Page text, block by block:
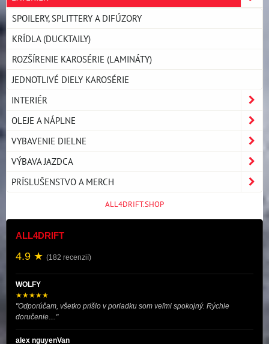
SPOILERY, SPLITTERY A DIFÚZORY
KRÍDLA (DUCKTAILY)
ROZŠÍRENIE KAROSÉRIE (LAMINÁTY)
JEDNOTLIVÉ DIELY KAROSÉRIE
INTERIÉR
OLEJE A NÁPLNE
VYBAVENIE DIELNE
VÝBAVA JAZDCA
PRÍSLUŠENSTVO A MERCH
ALL4DRIFT.SHOP
ALL4DRIFT
4.9 ★ (182 recenzií)
WOLFY
★★★★★
"Odporúčam, všetko prišlo v poriadku som veľmi spokojný. Rýchle
doručenie...."
alex nguyenVan